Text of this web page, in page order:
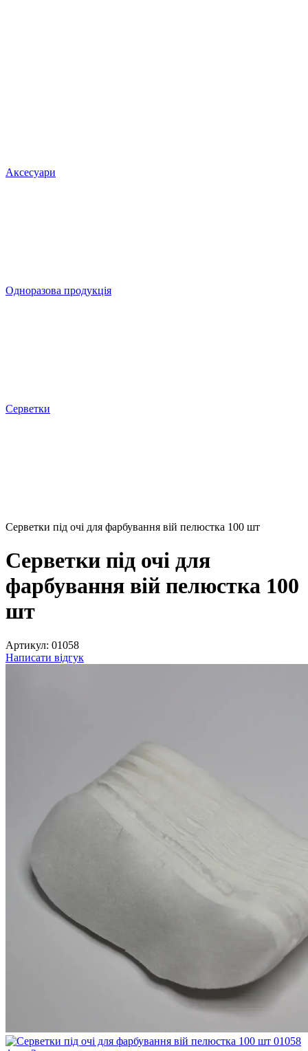
Аксесуари
Одноразова продукція
Серветки
Серветки під очі для фарбування вій пелюстка 100 шт
Серветки під очі для
фарбування вій пелюстка 100
шт
Артикул: 01058
Написати відгук